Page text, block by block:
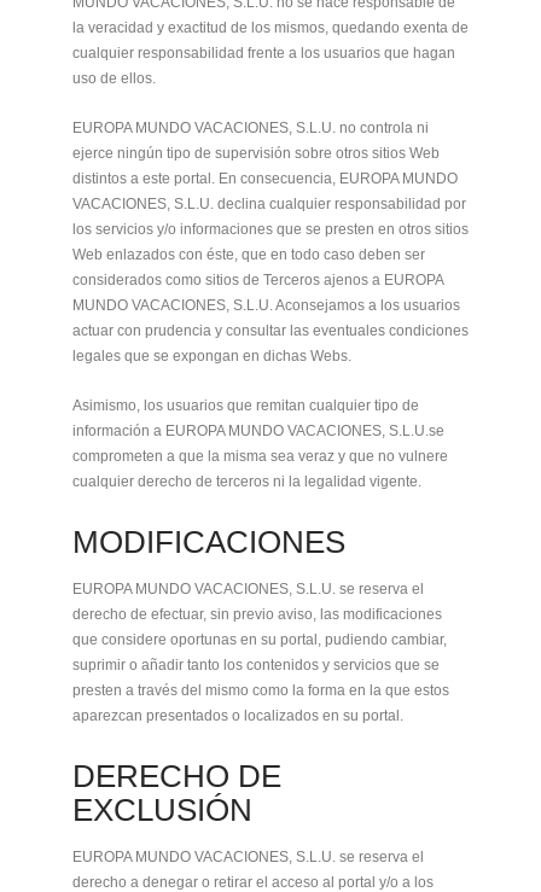
la veracidad y exactitud de los mismos, quedando exenta de
cualquier responsabilidad frente a los usuarios que hagan
uso de ellos.
EUROPA MUNDO VACACIONES, S.L.U. no controla ni
ejerce ningún tipo de supervisión sobre otros sitios Web
distintos a este portal. En consecuencia, EUROPA MUNDO
VACACIONES, S.L.U. declina cualquier responsabilidad por
los servicios y/o informaciones que se presten en otros sitios
Web enlazados con éste, que en todo caso deben ser
considerados como sitios de Terceros ajenos a EUROPA
MUNDO VACACIONES, S.L.U. Aconsejamos a los usuarios
actuar con prudencia y consultar las eventuales condiciones
legales que se expongan en dichas Webs.
Asimismo, los usuarios que remitan cualquier tipo de
información a EUROPA MUNDO VACACIONES, S.L.U.se
comprometen a que la misma sea veraz y que no vulnere
cualquier derecho de terceros ni la legalidad vigente.
MODIFICACIONES
EUROPA MUNDO VACACIONES, S.L.U. se reserva el
derecho de efectuar, sin previo aviso, las modificaciones
que considere oportunas en su portal, pudiendo cambiar,
suprimir o añadir tanto los contenidos y servicios que se
presten a través del mismo como la forma en la que estos
aparezcan presentados o localizados en su portal.
DERECHO DE
EXCLUSIÓN
EUROPA MUNDO VACACIONES, S.L.U. se reserva el
derecho a denegar o retirar el acceso al portal y/o a los